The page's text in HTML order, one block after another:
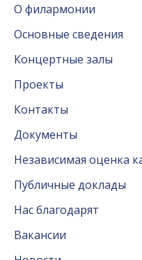
О филармонии
Основные сведения
Концертные залы
Проекты
Контакты
Документы
Независимая оценка
Публичные доклады
Нас благодарят
Вакансии